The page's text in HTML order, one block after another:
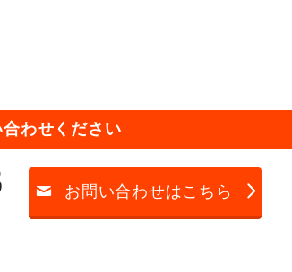
わせください
お問い合わせはこちら